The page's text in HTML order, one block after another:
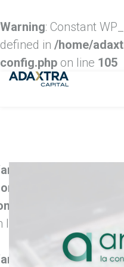
Warning: Constant
defined in /home/
config.php on line 105
: Trying to
adaxtracvr/site-
themes/cesis/
line
: Trying to